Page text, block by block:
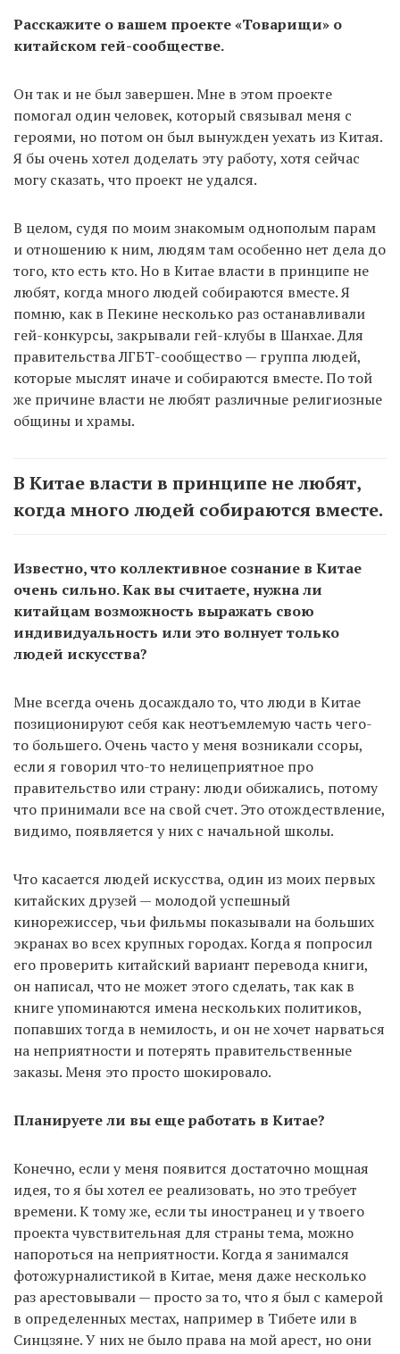
Расскажите о вашем проекте «Товарищи» о
китайском гей-сообществе.
Он так и не был завершен. Мне в этом проекте
помогал один человек, который связывал меня с
героями, но потом он был вынужден уехать из Китая.
Я бы очень хотел доделать эту работу, хотя сейчас
могу сказать, что проект не удался.
В целом, судя по моим знакомым однополым парам
и отношению к ним, людям там особенно нет дела до
того, кто есть кто. Но в Китае власти в принципе не
любят, когда много людей собираются вместе. Я
помню, как в Пекине несколько раз останавливали
гей-конкурсы, закрывали гей-клубы в Шанхае. Для
правительства ЛГБТ-сообщество — группа людей,
которые мыслят иначе и собираются вместе. По той
же причине власти не любят различные религиозные
общины и храмы.
В Китае власти в принципе не любят,
когда много людей собираются вместе.
Известно, что коллективное сознание в Китае
очень сильно. Как вы считаете, нужна ли
китайцам возможность выражать свою
индивидуальность или это волнует только
людей искусства?
Мне всегда очень досаждало то, что люди в Китае
позиционируют себя как неотъемлемую часть чего-
то большего. Очень часто у меня возникали ссоры,
если я говорил что-то нелицеприятное про
правительство или страну: люди обижались, потому
что принимали все на свой счет. Это отождествление,
видимо, появляется у них с начальной школы.
Что касается людей искусства, один из моих первых
китайских друзей — молодой успешный
кинорежиссер, чьи фильмы показывали на больших
экранах во всех крупных городах. Когда я попросил
его проверить китайский вариант перевода книги,
он написал, что не может этого сделать, так как в
книге упоминаются имена нескольких политиков,
попавших тогда в немилость, и он не хочет нарваться
на неприятности и потерять правительственные
заказы. Меня это просто шокировало.
Планируете ли вы еще работать в Китае?
Конечно, если у меня появится достаточно мощная
идея, то я бы хотел ее реализовать, но это требует
времени. К тому же, если ты иностранец и у твоего
проекта чувствительная для страны тема, можно
напороться на неприятности. Когда я занимался
фотожурналистикой в Китае, меня даже несколько
раз арестовывали — просто за то, что я был с камерой
в определенных местах, например в Тибете или в
Синцзяне. У них не было права на мой арест, но они